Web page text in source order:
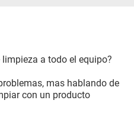
a todo el equipo?
mas hablando de
con un producto